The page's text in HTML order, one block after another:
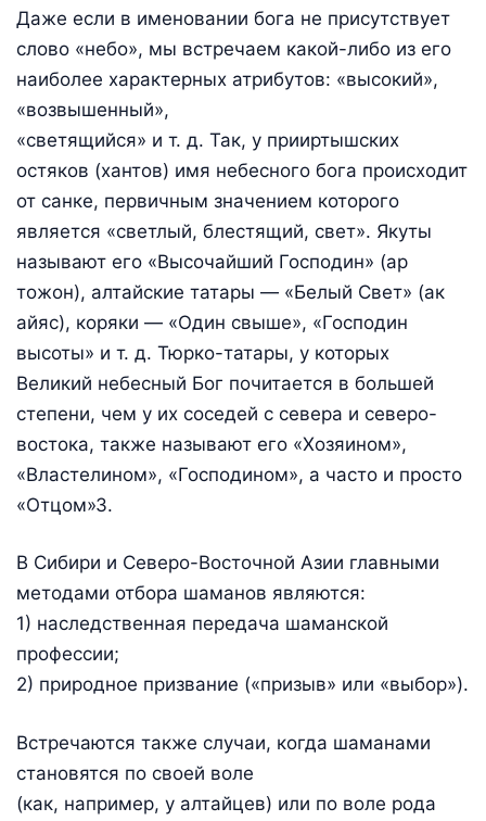
Даже если в именовании бога не присутствует
слово «небо», мы встречаем какой-либо из его
наиболее характерных атрибутов: «высокий»,
«возвышенный»,
«светящийся» и т. д. Так, у прииртышских
остяков (хантов) имя небесного бога происходит
от санке, первичным значением которого
является «светлый, блестящий, свет». Якуты
называют его «Высочайший Господин» (ар
тожон), алтайские татары — «Белый Свет» (ак
айяс), коряки — «Один свыше», «Господин
высоты» и т. д. Тюрко-татары, у которых
Великий небесный Бог почитается в большей
степени, чем у их соседей с севера и северо-
востока, также называют его «Хозяином»,
«Властелином», «Господином», а часто и просто
«Отцом»3.
В Сибири и Северо-Восточной Азии главными
методами отбора шаманов являются:
1) наследственная передача шаманской
профессии;
2) природное призвание («призыв» или «выбор»).
Встречаются также случаи, когда шаманами
становятся по своей воле
(как, например, у алтайцев) или по воле рода